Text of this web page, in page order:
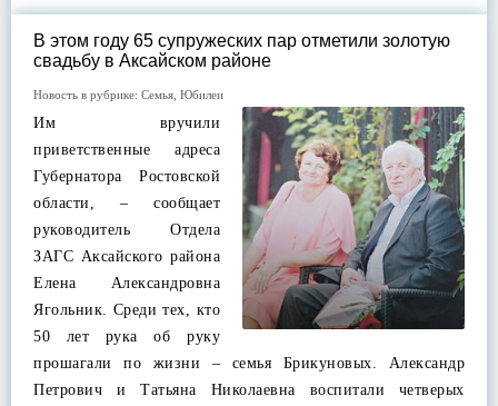
В этом году 65 супружеских пар отметили золотую
свадьбу в Аксайском районе
Новость в рубрике: Семья Юбилеи
Им вручили
приветственные адреса
Губернатора Ростовской
области, – сообщает
руководитель Отдела
ЗАГС Аксайского района
Елена Александровна
Ягольник. Среди тех, кто
50 лет рука об руку
прошагали по жизни – семья Брикуновых. Александр
Петрович и Татьяна Николаевна воспитали четверых